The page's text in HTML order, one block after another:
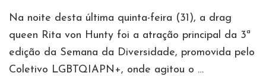
Na noite desta última quinta-feira (31), a drag
queen Rita von Hunty foi a atração principal da 3ª
edição da Semana da Diversidade, promovida pelo
Coletivo LGBTQIAPN+, onde agitou o …